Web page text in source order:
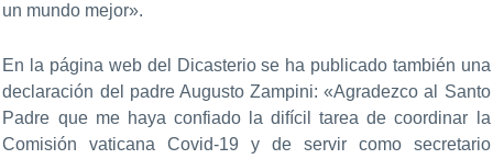
un mundo mejor».
En la página web del Dicasterio se ha publicado también una
declaración del padre Augusto Zampini: «Agradezco al Santo
Padre que me haya confiado la difícil tarea de coordinar la
Comisión vaticana Covid-19 y de servir como secretario